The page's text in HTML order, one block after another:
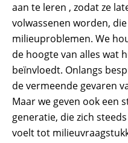
aan te leren , zodat ze
volwassenen worden,
milieuproblemen. We
de hoogte van alles wat
beïnvloedt. Onlangs
de vermeende gevaren
Maar we geven ook een
generatie, die zich
voelt tot